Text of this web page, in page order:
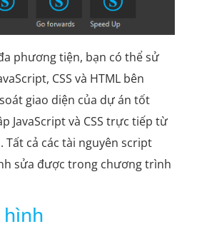
phương tiện, bạn có thể sử
CSS và HTML bên
giao diện của dự án tốt
JavaScript và CSS trực tiếp từ
Tất cả các tài nguyên script
sửa được trong chương trình